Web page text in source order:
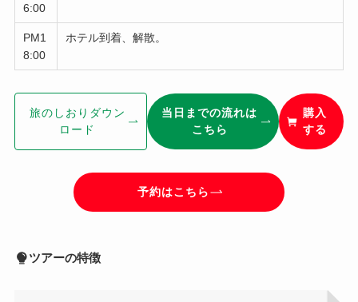
6:00
PM1
8:00
ホテル到着、解散。
旅のしおりダウン
ロード
当日までの流れは
こちら
購入
する
予約はこちら
ツアーの特徴